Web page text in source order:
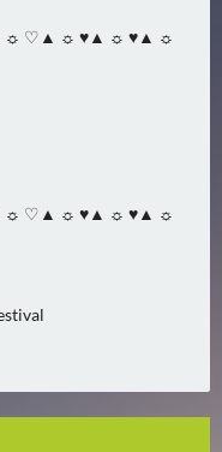
♡▲ ☼ ♥▲ ☼ ♥▲ ☼
♡▲ ☼ ♥▲ ☼ ♥▲ ☼